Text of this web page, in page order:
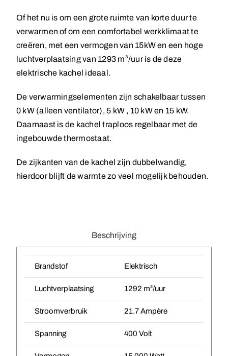
Of het nu is om een grote ruimte van korte duur te
verwarmen of om een comfortabel werkklimaat te
creëren, met een vermogen van 15kW en een hoge
luchtverplaatsing van 1293 m³/uur is de deze
elektrische kachel ideaal.
De verwarmingselementen zijn schakelbaar tussen
0 kW (alleen ventilator), 5 kW , 10 kW en 15 kW.
Daarnaast is de kachel traploos regelbaar met de
ingebouwde thermostaat.
De zijkanten van de kachel zijn dubbelwandig,
hierdoor blijft de warmte zo veel mogelijk behouden.
Beschrijving
Brandstof Elektrisch
Luchtverplaatsing 1292 m³/uur
Stroomverbruik 21.7 Ampère
Spanning 400 Volt